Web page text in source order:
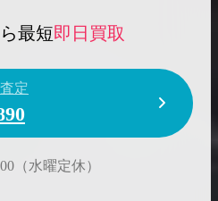
最短即日買取
定
（水曜定休）